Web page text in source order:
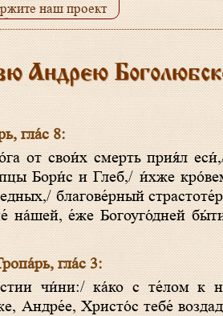
наш проект
Андрею
гла́с 8:
Бори́с и Глеб,/ и́хже
благове́рный
на́шей, е́же Богоуго́дней
гла́с 3:
Андре́е, Христо́с тебе́